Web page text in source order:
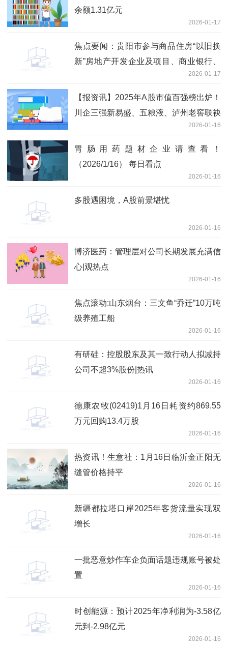
余额1.31亿元
2026-01-17
焦点要闻：贵阳市参与商品住房“以旧换
新”房地产开发企业及项目、商业银行、
2026-01-17
【报资讯】2025年A股市值百强榜出炉！
川企三强新易盛、五粮液、泸州老窖联袂
2026-01-16
胃肠用药题材企业请查看！
（2026/1/16） 每日看点
2026-01-16
多股遇困境，A股前景堪忧
2026-01-16
博济医药：管理层对公司长期发展充满信
心|观热点
2026-01-16
焦点滚动:山东烟台：三文鱼“乔迁”10万吨
级养殖工船
2026-01-16
有研硅：控股股东及其一致行动人拟减持
公司不超3%股份|热讯
2026-01-16
德康农牧(02419)1月16日耗资约869.55
万元回购13.4万股
2026-01-16
热资讯！生意社：1月16日临沂金正阳无
缝管价格持平
2026-01-16
新疆都拉塔口岸2025年客货流量实现双
增长
2026-01-16
一批恶意炒作车企负面话题违规账号被处
置
2026-01-16
时创能源：预计2025年净利润为-3.58亿
元到-2.98亿元
2026-01-16